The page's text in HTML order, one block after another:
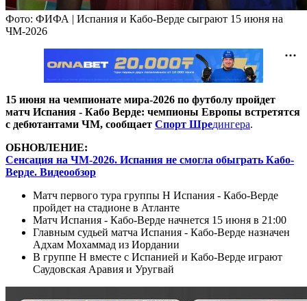
Фото: ФИФА | Испания и Кабо-Верде сыграют 15 июня на
ЧМ-2026
15 июня на чемпионате мира-2026 по футболу пройдет
матч Испания - Кабо Верде: чемпионы Европы встретятся
с дебютантами ЧМ, сообщает Спорт Шредингера.
ОБНОВЛЕНИЕ:
Сенсация на ЧМ-2026. Испания не смогла обыграть Кабо-
Верде. Видеообзор
Матч первого тура группы H Испания - Кабо-Верде
пройдет на стадионе в Атланте
Матч Испания - Кабо-Верде начнется 15 июня в 21:00
Главным судьей матча Испания - Кабо-Верде назначен
Адхам Мохаммад из Иордании
В группе H вместе с Испанией и Кабо-Верде играют
Саудовская Аравия и Уругвай